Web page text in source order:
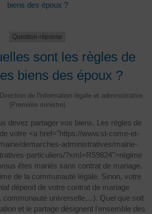
biens des époux ?
Question-réponse
sont les règles de
biens des époux ?
de l'information légale et administrative
(Première ministre)
devez partager vos biens. Les règles de
votre <a href="https://www.st-come-et-
demarches-administratives/mairie-
particuliers/?xml=R59824">régime
êtes mariés sans contrat de mariage,
de la communauté légale. Sinon, votre
dépend de votre contrat de mariage
communauté universelle,...). Quel que soit
et le partage désignent l'ensemble des